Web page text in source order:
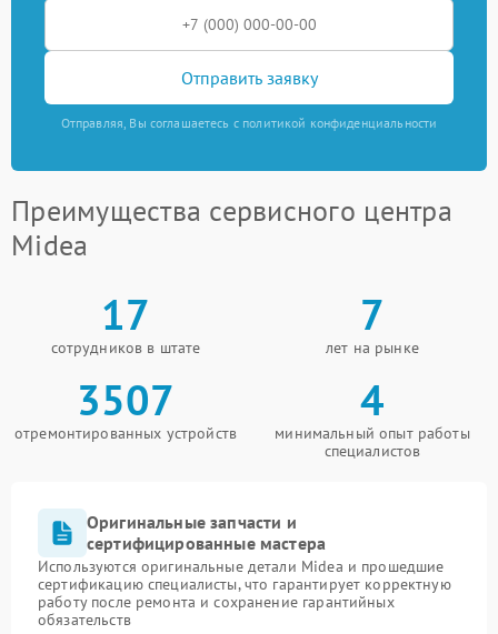
Отправить заявку
Отправляя, Вы соглашаетесь с политикой конфиденциальности
Преимущества сервисного центра
Midea
17
сотрудников в штате
7
лет на рынке
3507
отремонтированных устройств
4
минимальный опыт работы
специалистов
Оригинальные запчасти и
сертифицированные мастера
Используются оригинальные детали Midea и прошедшие
сертификацию специалисты, что гарантирует корректную
работу после ремонта и сохранение гарантийных
обязательств